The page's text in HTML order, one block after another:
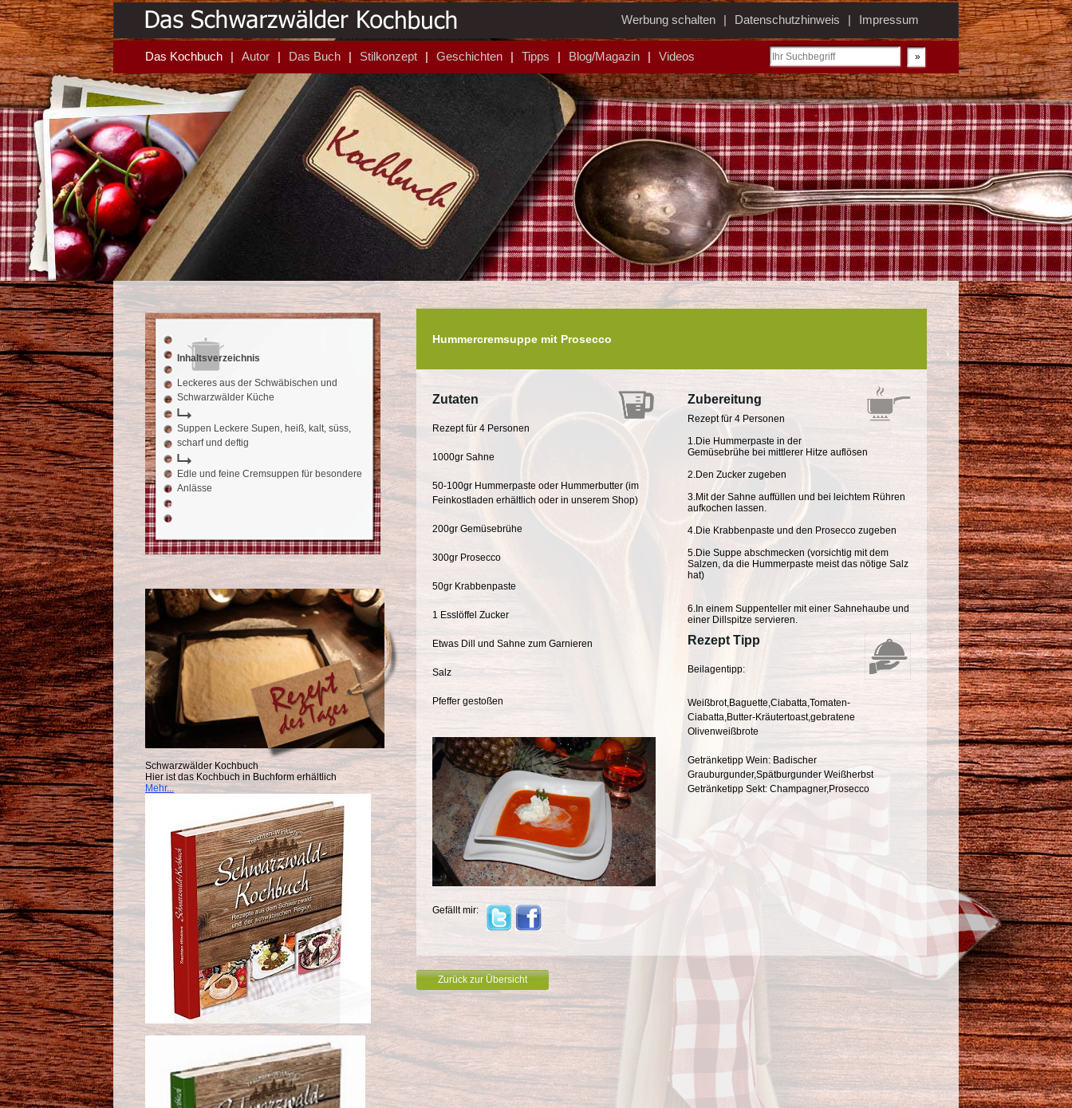
Werbung schalten Datenschutzhinweis Impressum
Das Kochbuch Autor Das Buch Stilkonzept Geschichten Tipps Blog/Magazin Videos
Hummercremsuppe mit Prosecco
Zutaten
Rezept für 4 Personen
1000gr Sahne
50-100gr Hummerpaste oder Hummerbutter (im
Feinkostladen erhältlich oder in unserem Shop)
200gr Gemüsebrühe
300gr Prosecco
50gr Krabbenpaste
1 Esslöffel Zucker
Etwas Dill und Sahne zum Garnieren
Salz
Pfeffer gestoßen
Gefällt mir:
Zubereitung
Rezept für 4 Personen
1.Die Hummerpaste in der
Gemüsebrühe bei mittlerer Hitze auflösen
2.Den Zucker zugeben
3.Mit der Sahne auffüllen und bei leichtem Rühren
aufkochen lassen.
4.Die Krabbenpaste und den Prosecco zugeben
5.Die Suppe abschmecken (vorsichtig mit dem
Salzen, da die Hummerpaste meist das nötige Salz
hat)
6.In einem Suppenteller mit einer Sahnehaube und
einer Dillspitze servieren.
Rezept Tipp
Beilagentipp:
Weißbrot,Baguette,Ciabatta,Tomaten-
Ciabatta,Butter-Kräutertoast,gebratene
Olivenweißbrote
Getränketipp Wein: Badischer
Grauburgunder,Spätburgunder Weißherbst
Getränketipp Sekt: Champagner,Prosecco
Zurück zur Übersicht
Inhaltsverzeichnis
Leckeres aus der Schwäbischen und
Schwarzwälder Küche
Suppen Leckere Supen, heiß, kalt, süss,
scharf und deftig
Edle und feine Cremsuppen für besondere
Anlässe
Schwarzwälder Kochbuch
Hier ist das Kochbuch in Buchform erhältlich
Mehr...